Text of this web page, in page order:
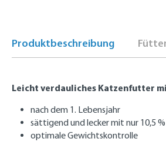
Produktbeschreibung
Leicht verdauliches Katzenfutter
nach dem 1. Lebensjahr
sättigend und lecker mit nur 10,5
optimale Gewichtskontrolle